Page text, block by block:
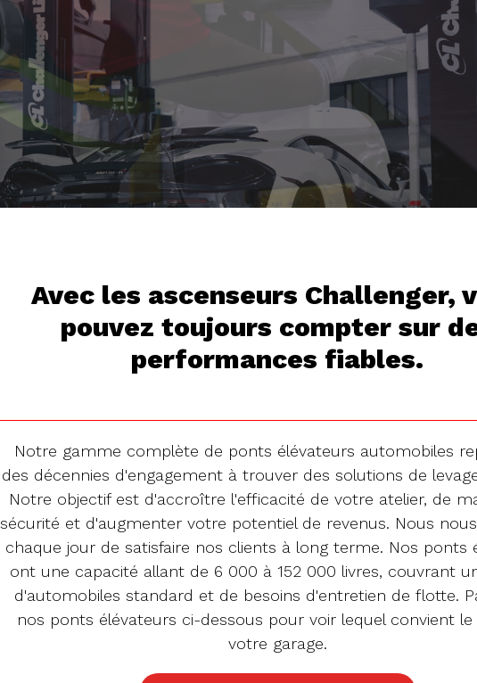
Avec les ascenseurs Challenger,
pouvez toujours compter sur
performances fiables.
Notre gamme complète de ponts élévateurs automobiles
des décennies d'engagement à trouver des solutions de
Notre objectif est d'accroître l'efficacité de votre atelier, de
sécurité et d'augmenter votre potentiel de revenus. Nous
chaque jour de satisfaire nos clients à long terme. Nos ponts
ont une capacité allant de 6 000 à 152 000 livres, couvrant
d'automobiles standard et de besoins d'entretien de flotte.
nos ponts élévateurs ci-dessous pour voir lequel convient le
votre garage.